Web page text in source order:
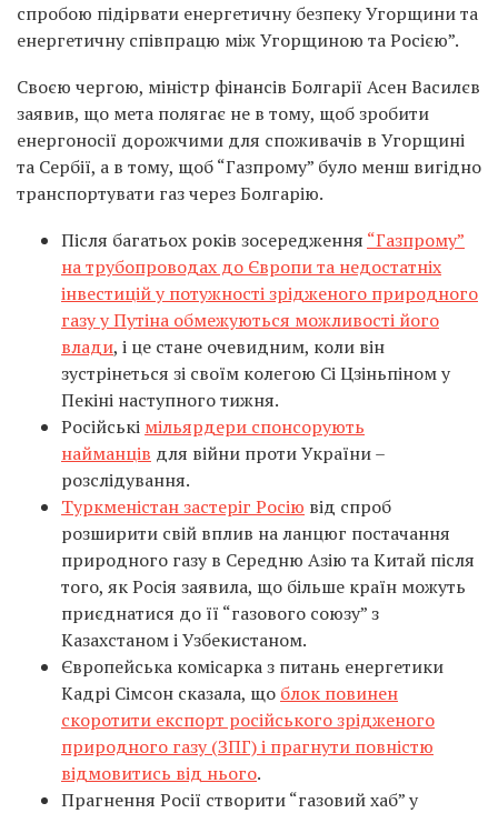
спробою підірвати енергетичну безпеку Угорщини та
енергетичну співпрацю між Угорщиною та Росією”.
Своєю чергою, міністр фінансів Болгарії Асен Василєв
заявив, що мета полягає не в тому, щоб зробити
енергоносії дорожчими для споживачів в Угорщині
та Сербії, а в тому, щоб “Газпрому” було менш вигідно
транспортувати газ через Болгарію.
Після багатьох років зосередження “Газпрому”
на трубопроводах до Європи та недостатніх
інвестицій у потужності зрідженого природного
газу у Путіна обмежуються можливості його
влади, і це стане очевидним, коли він
зустрінеться зі своїм колегою Сі Цзіньпіном у
Пекіні наступного тижня.
Російські мільярдери спонсорують
найманців для війни проти України –
розслідування.
Туркменістан застеріг Росію від спроб
розширити свій вплив на ланцюг постачання
природного газу в Середню Азію та Китай після
того, як Росія заявила, що більше країн можуть
приєднатися до її “газового союзу” з
Казахстаном і Узбекистаном.
Європейська комісарка з питань енергетики
Кадрі Сімсон сказала, що блок повинен
скоротити експорт російського зрідженого
природного газу (ЗПГ) і прагнути повністю
відмовитись від нього.
Прагнення Росії створити “газовий хаб” у